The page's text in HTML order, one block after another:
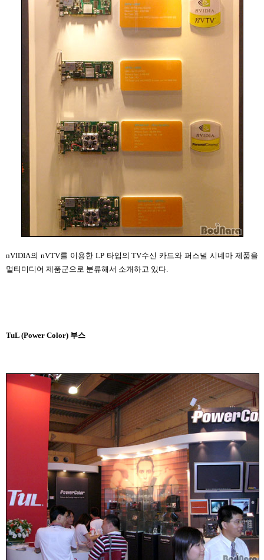
nVIDIA의 nVTV를 이용한 LP 타입의 TV수신 카드와 퍼스널 시네마 제품을
멀티미디어 제품군으로 분류해서 소개하고 있다.
TuL (Power Color) 부스